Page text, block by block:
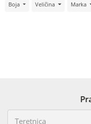
Boja Veličina Marka